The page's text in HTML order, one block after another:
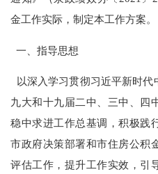
金工作实际，制定本工作方案。
一、指导思想
以深入学习贯彻习近平新时
九大和十九届二中、三中、四
稳中求进工作总基调，积极践
市政府决策部署和市住房公积
评估工作，提升工作实效，引